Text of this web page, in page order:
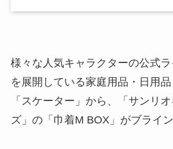
様々な人気キャラクターの公式
を展開している家庭用品・日用
「スケーター」から、「サンリ
ズ」の「巾着M BOX」がブライ